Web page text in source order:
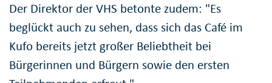
Der Direktor der VHS betonte zudem: "Es
beglückt auch zu sehen, dass sich das Café im
Kufo bereits jetzt großer Beliebtheit bei
Bürgerinnen und Bürgern sowie den ersten